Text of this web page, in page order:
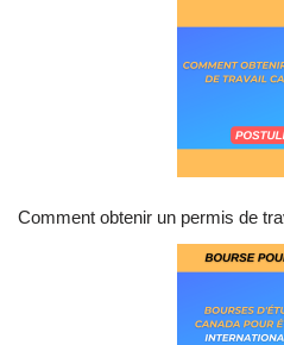
Comment obtenir un permis de